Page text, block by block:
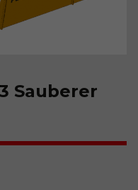
Sauberer